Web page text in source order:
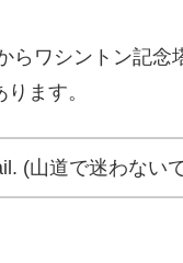
らワシントン記念
ます。
(山道で迷わない